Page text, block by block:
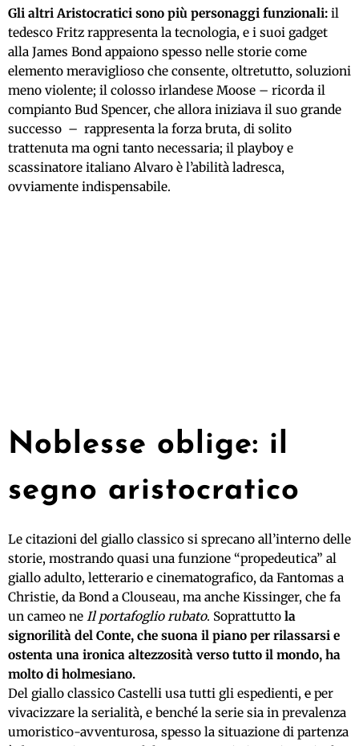
Gli altri Aristocratici sono più personaggi funzionali: il
tedesco Fritz rappresenta la tecnologia, e i suoi gadget
alla James Bond appaiono spesso nelle storie come
elemento meraviglioso che consente, oltretutto, soluzioni
meno violente; il colosso irlandese Moose – ricorda il
compianto Bud Spencer, che allora iniziava il suo grande
successo – rappresenta la forza bruta, di solito
trattenuta ma ogni tanto necessaria; il playboy e
scassinatore italiano Alvaro è l’abilità ladresca,
ovviamente indispensabile.
Noblesse oblige: il
segno aristocratico
Le citazioni del giallo classico si sprecano all’interno delle
storie, mostrando quasi una funzione “propedeutica” al
giallo adulto, letterario e cinematografico, da Fantomas a
Christie, da Bond a Clouseau, ma anche Kissinger, che fa
un cameo ne Il portafoglio rubato. Soprattutto la
signorilità del Conte, che suona il piano per rilassarsi e
ostenta una ironica altezzosità verso tutto il mondo, ha
molto di holmesiano.
Del giallo classico Castelli usa tutti gli espedienti, e per
vivacizzare la serialità, e benché la serie sia in prevalenza
umoristico-avventurosa, spesso la situazione di partenza